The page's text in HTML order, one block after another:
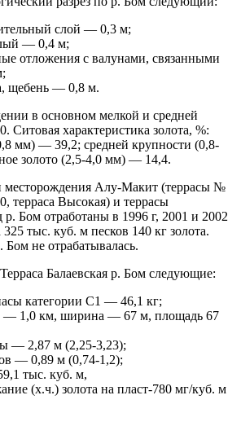
слой — 0,3 м;
— 0,4 м;
отложения с валунами, связанными
щебень — 0,8 м.
в основном мелкой и средней
Ситовая характеристика золота, %:
мм) — 39,2; средней крупности (0,8-
золото (2,5-4,0 мм) — 14,4.
месторождения Алу-Макит (террасы №
Высокая) и террасы
Бом отработаны в 1996 г, 2001 и 2002
тыс. куб. м песков 140 кг золота.
Бом не отрабатывалась.
Балаевская р. Бом следующие:
категории С1 — 46,1 кг;
— 1,0 км, ширина — 67 м, площадь 67
— 2,87 м (2,25-3,23);
— 0,89 м (0,74-1,2);
тыс. куб. м,
(х.ч.) золота на пласт-780 мг/куб. м